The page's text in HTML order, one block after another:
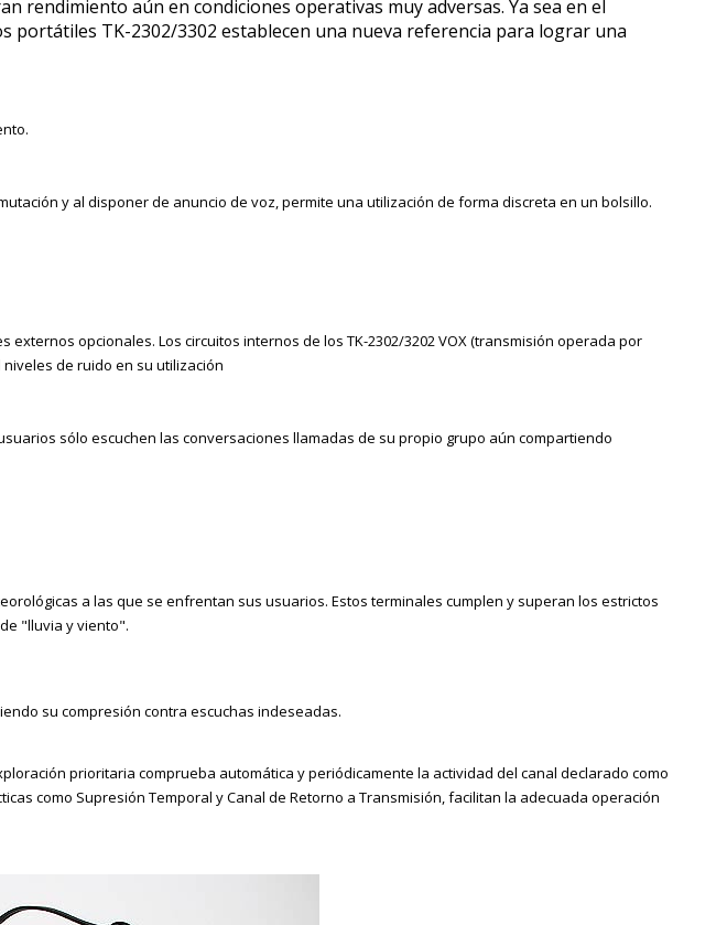
rendimiento aún en condiciones operativas muyadversas. Ya sea en el
portátiles TK-2302/3302 establecen una nueva referencia para lograr una
y al disponer de anuncio de voz, permite una utilización de forma discreta en un bolsillo.
externos opcionales. Los circuitos internos de los TK-2302/3202 VOX(transmisión operada por
niveles de ruido en su utilización
sólo escuchen las conversaciones llamadas de su propio grupo aún compartiendo
a las que se enfrentan sus usuarios. Estos terminales cumplen y superan los estrictos
"lluvia y viento".
su compresión contra escuchas indeseadas.
prioritaria comprueba automática y periódicamente la actividad del canal declarado como
como Supresión Temporal y Canal de Retorno a Transmisión,facilitan la adecuada operación